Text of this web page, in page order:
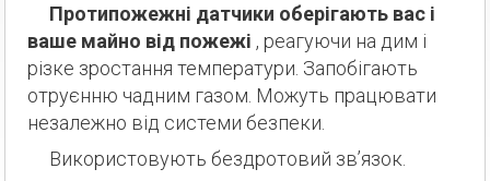
Протипожежні датчики оберігають вас і
ваше майно від пожежі , реагуючи на дим і
різке зростання температури. Запобігають
отруєнню чадним газом. Можуть працювати
незалежно від системи безпеки.
Використовують бездротовий зв’язок.